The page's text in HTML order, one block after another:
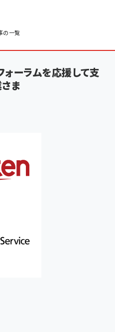
の一覧
ォーラムを応援して支
ま